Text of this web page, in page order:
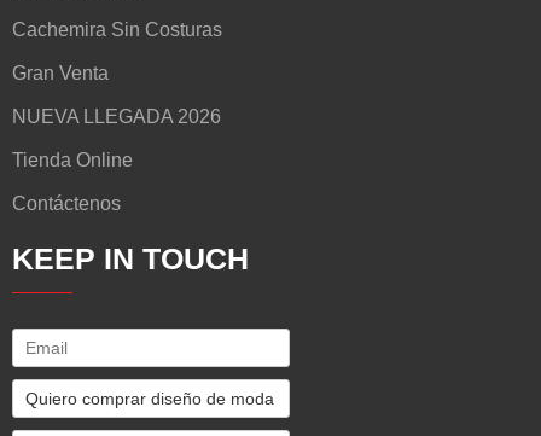
Cachemira Sin Costuras
Gran Venta
NUEVA LLEGADA 2026
Tienda Online
Contáctenos
KEEP IN TOUCH